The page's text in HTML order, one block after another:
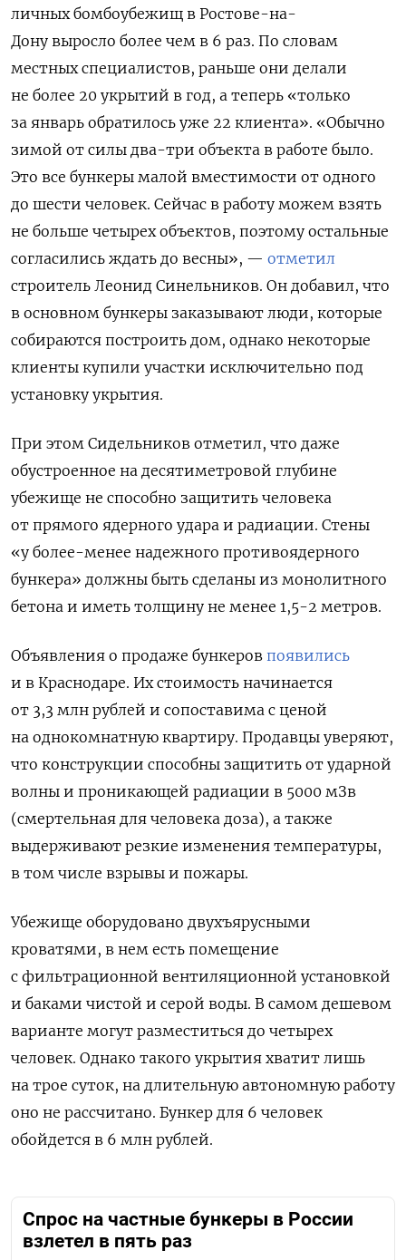
личных бомбоубежищ в Ростове-на-
Дону выросло более чем в 6 раз. По словам
местных специалистов, раньше они делали
не более 20 укрытий в год, а теперь «только
за январь обратилось уже 22 клиента». «Обычно
зимой от силы два-три объекта в работе было.
Это все бункеры малой вместимости от одного
до шести человек. Сейчас в работу можем взять
не больше четырех объектов, поэтому остальные
согласились ждать до весны», — отметил
строитель Леонид Синельников. Он добавил, что
в основном бункеры заказывают люди, которые
собираются построить дом, однако некоторые
клиенты купили участки исключительно под
установку укрытия.
При этом Сидельников отметил, что даже
обустроенное на десятиметровой глубине
убежище не способно защитить человека
от прямого ядерного удара и радиации. Стены
«у более-менее надежного противоядерного
бункера» должны быть сделаны из монолитного
бетона и иметь толщину не менее 1,5-2 метров.
Объявления о продаже бункеров появились
и в Краснодаре. Их стоимость начинается
от 3,3 млн рублей и сопоставима с ценой
на однокомнатную квартиру. Продавцы уверяют,
что конструкции способны защитить от ударной
волны и проникающей радиации в 5000 мЗв
(смертельная для человека доза), а также
выдерживают резкие изменения температуры,
в том числе взрывы и пожары.
Убежище оборудовано двухъярусными
кроватями, в нем есть помещение
с фильтрационной вентиляционной установкой
и баками чистой и серой воды. В самом дешевом
варианте могут разместиться до четырех
человек. Однако такого укрытия хватит лишь
на трое суток, на длительную автономную работу
оно не рассчитано. Бункер для 6 человек
обойдется в 6 млн рублей.
Спрос на частные бункеры в России
взлетел в пять раз